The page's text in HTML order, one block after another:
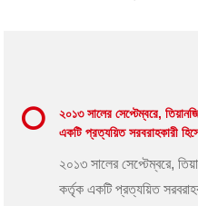
২০১৩ সালের সেপ্টেম্বরে,
একটি প্রত্যয়িত সরবরাহকারী
২০১৩ সালের সেপ্টেম্বরে,
কর্তৃক একটি প্রত্যয়িত